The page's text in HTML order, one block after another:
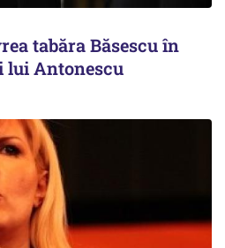
tabăra Băsescu în
lui Antonescu